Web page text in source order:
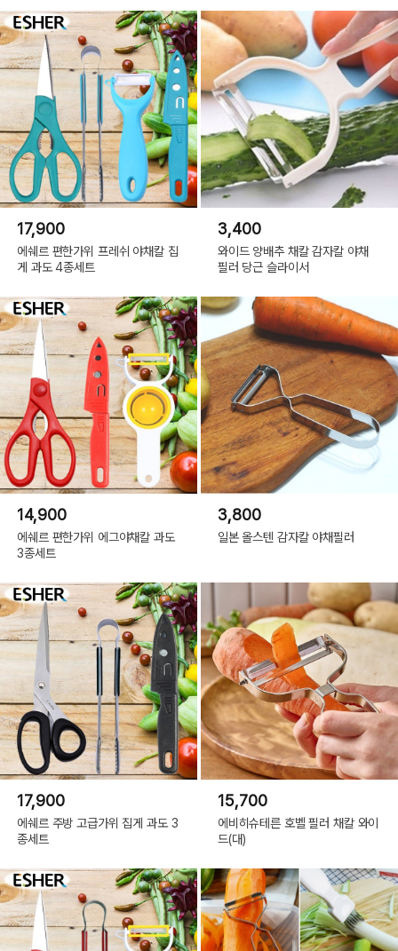
17,900
에쉐르 편한가위 프레쉬 야채칼 집
게 과도 4종세트
3,400
와이드 양배추 채칼 감자칼 야채
필러 당근 슬라이서
14,900
에쉐르 편한가위 에그야채칼 과도
3종세트
3,800
일본 올스텐 감자칼 야채필러
17,900
에쉐르 주방 고급가위 집게 과도 3
종세트
15,700
에비히슈테른 호벨 필러 채칼 와이
드(대)